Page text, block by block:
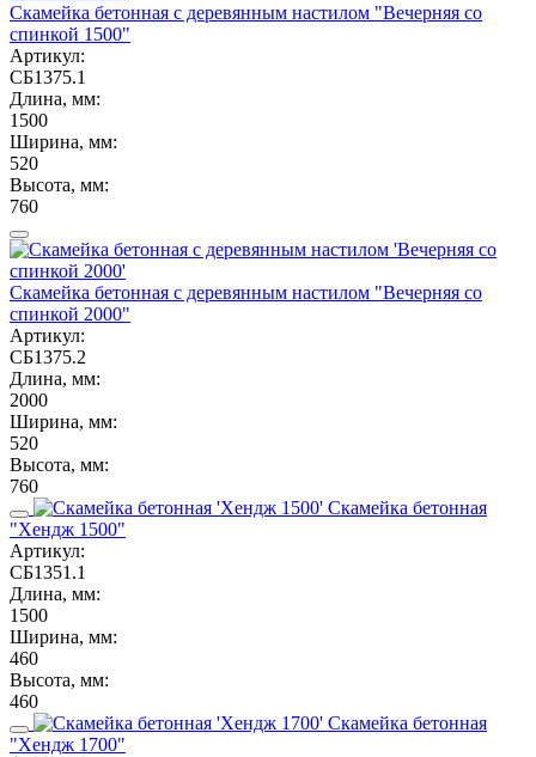
Скамейка бетонная с деревянным настилом "Вечерняя со
спинкой 1500"
Артикул:
СБ1375.1
Длина, мм:
1500
Ширина, мм:
520
Высота, мм:
760
Скамейка бетонная с деревянным настилом "Вечерняя со
спинкой 2000"
Артикул:
СБ1375.2
Длина, мм:
2000
Ширина, мм:
520
Высота, мм:
760
Скамейка бетонная
"Хендж 1500"
Артикул:
СБ1351.1
Длина, мм:
1500
Ширина, мм:
460
Высота, мм:
460
Скамейка бетонная
"Хендж 1700"